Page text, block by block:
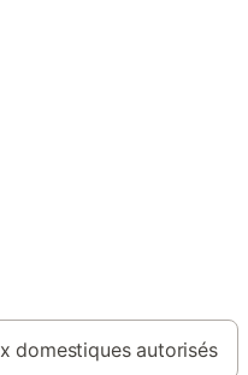
domestiques autorisés